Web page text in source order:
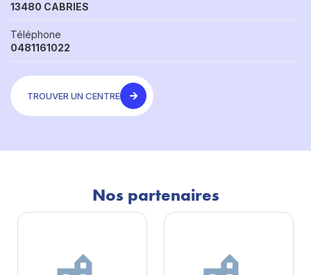
13480 CABRIES
Téléphone
0481161022
TROUVER UN CENTRE
Nos partenaires